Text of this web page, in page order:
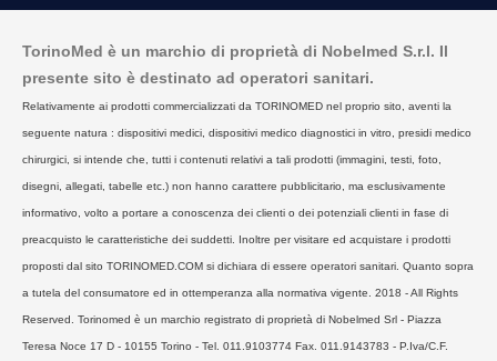
TorinoMed è un marchio di proprietà di Nobelmed S.r.l. Il
presente sito è destinato ad operatori sanitari.
Relativamente ai prodotti commercializzati da TORINOMED nel proprio sito, aventi la
seguente natura : dispositivi medici, dispositivi medico diagnostici in vitro, presidi medico
chirurgici, si intende che, tutti i contenuti relativi a tali prodotti (immagini, testi, foto,
disegni, allegati, tabelle etc.) non hanno carattere pubblicitario, ma esclusivamente
informativo, volto a portare a conoscenza dei clienti o dei potenziali clienti in fase di
preacquisto le caratteristiche dei suddetti. Inoltre per visitare ed acquistare i prodotti
proposti dal sito TORINOMED.COM si dichiara di essere operatori sanitari. Quanto sopra
a tutela del consumatore ed in ottemperanza alla normativa vigente. 2018 - All Rights
Reserved. Torinomed è un marchio registrato di proprietà di Nobelmed Srl - Piazza
Teresa Noce 17 D - 10155 Torino - Tel. 011.9103774 Fax. 011.9143783 - P.Iva/C.F.